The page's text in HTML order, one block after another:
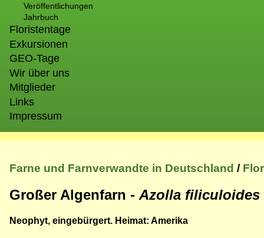
Veröffentlichungen
Jahrbuch
Floristentage
Exkursionen
GEO-Tage
Wir über uns
Mitglieder
Links
Impressum
Farne und Farnverwandte in Deutschland /
Großer Algenfarn - Azolla filiculoides
Neophyt, eingebürgert. Heimat: Amerika